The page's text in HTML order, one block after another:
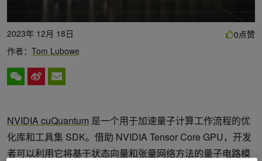
2023年 12月 18日
作者： Tom Lubowe
0点赞
NVIDIA cuQuantum 是一个用于加速量子计算工作流程的优
化库和工具集 SDK。借助 NVIDIA Tensor Core GPU，开发
者可以利用它将基于状态向量和张量网络方法的量子电路模